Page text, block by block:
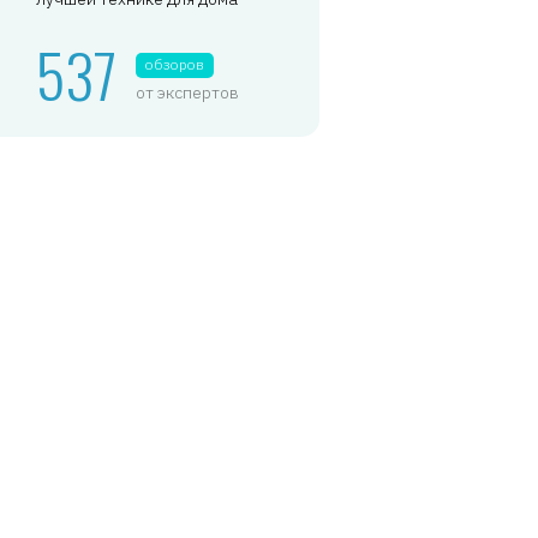
537 обзоров
от экспертов